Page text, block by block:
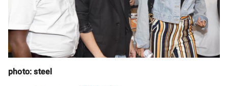
photo: steel